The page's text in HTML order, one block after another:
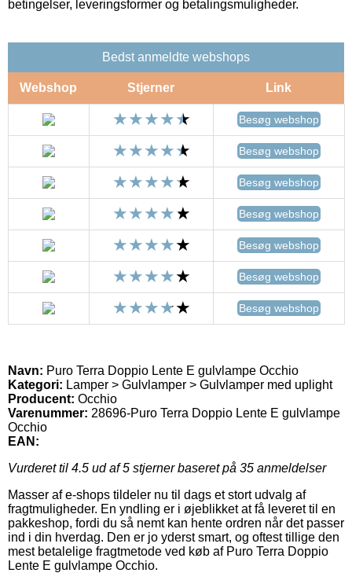
betingelser, leveringsformer og betalingsmuligheder.
Bedst anmeldte webshops
Webshop Stjerner Link
Besøg webshop
Besøg webshop
Besøg webshop
Besøg webshop
Besøg webshop
Besøg webshop
Besøg webshop
Navn: Puro Terra Doppio Lente E gulvlampe Occhio
Kategori: Lamper > Gulvlamper > Gulvlamper med uplight
Producent: Occhio
Varenummer: 28696-Puro Terra Doppio Lente E gulvlampe
Occhio
EAN:
Vurderet til 4.5 ud af 5 stjerner baseret på 35 anmeldelser
Masser af e-shops tildeler nu til dags et stort udvalg af
fragtmuligheder. En yndling er i øjeblikket at få leveret til en
pakkeshop, fordi du så nemt kan hente ordren når det passer
ind i din hverdag. Den er jo yderst smart, og oftest tillige den
mest betalelige fragtmetode ved køb af Puro Terra Doppio
Lente E gulvlampe Occhio.